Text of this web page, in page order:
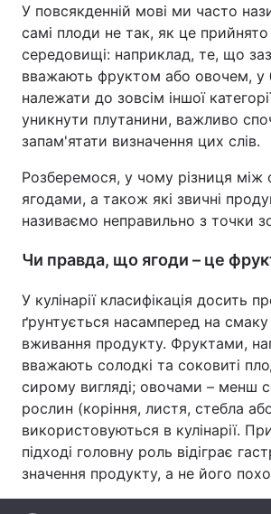
Головна Війна
Україна Політика
Спорт Наука
Зброя
Екологія Регіони
Лонгріди
Відео з Youtube
Інтерв'ю Думки
Архів Вакансії
У повсякденній мові ми часто
самі плоди не так, як це
середовищі: наприклад, те, що
вважають фруктом або овочем, у
належати до зовсім іншої
уникнути плутанини, важливо
запам'ятати визначення цих слів.
Розберемося, у чому різниця між
ягодами, а також які звичні
називаємо неправильно з точки
Чи правда, що ягоди – це
У кулінарії класифікація досить
ґрунтується насамперед на смаку
вживання продукту. Фруктами,
вважають солодкі та соковиті
сирому вигляді; овочами – менш
рослин (коріння, листя, стебла
використовуються в кулінарії.
підході головну роль відіграє
значення продукту, а не його